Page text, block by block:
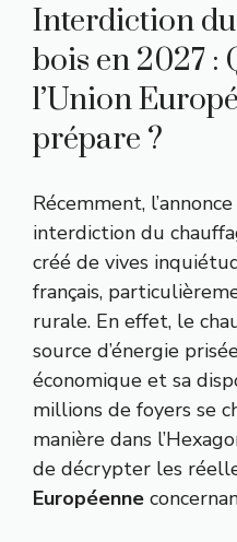
Interdiction
bois en 2027 :
l’Union
prépare ?
Récemment,
interdiction du
créé de vives
français,
rurale. En effet, le
source d’énergie
économique et sa
millions de foyers se
manière dans
de décrypter les
Européenne